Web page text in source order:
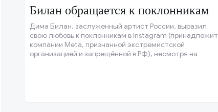
Билан обращается к поклонникам
Дима Билан, заслуженный артист России, выразил
свою любовь к поклонникам в Instagram (принадлежит
компании Meta, признанной экстремистской
организацией и запрещённой в РФ), несмотря на